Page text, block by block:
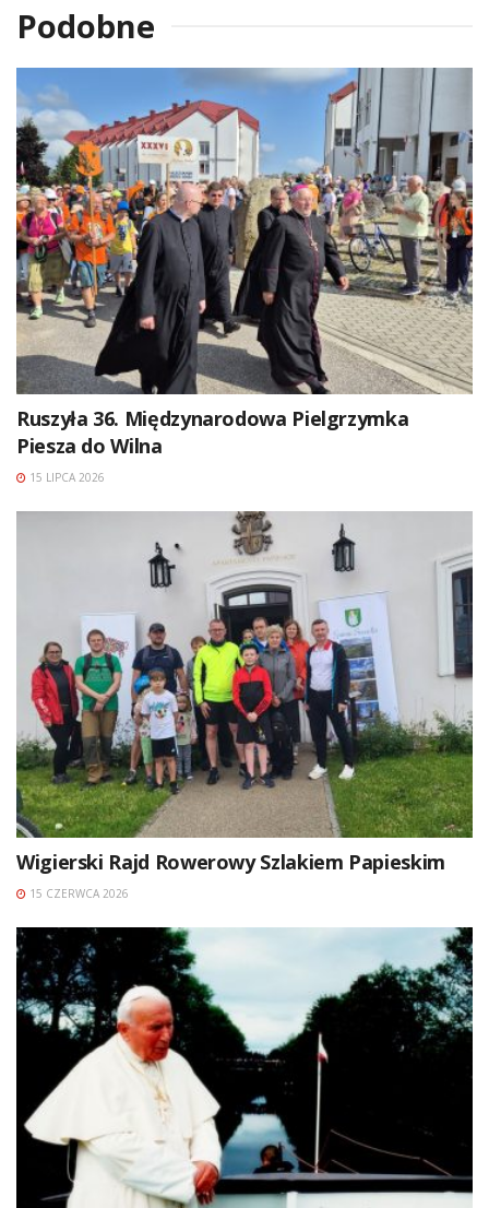
Podobne
Ruszyła 36. Międzynarodowa Pielgrzymka
Piesza do Wilna
15 LIPCA 2026
Wigierski Rajd Rowerowy Szlakiem Papieskim
15 CZERWCA 2026